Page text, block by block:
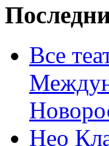
Все
Нео